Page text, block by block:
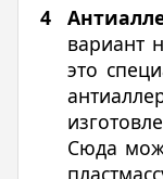
вариант
это
Сюда